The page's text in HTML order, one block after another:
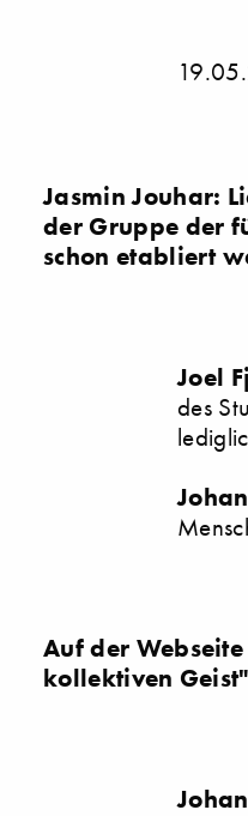
Jasmin Jouhar:
der Gruppe der
schon etabliert
Joel
des
Auf der
kollektiven